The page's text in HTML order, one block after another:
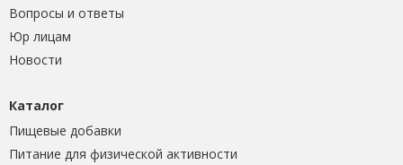
Вопросы и ответы
Юр лицам
Новости
Каталог
Пищевые добавки
Питание для физической активности